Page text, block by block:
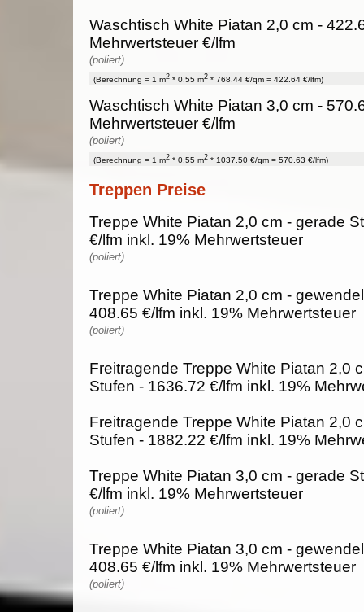
Waschtisch White Piatan 2,0 cm -
Mehrwertsteuer €/lfm
(poliert)
(Berechnung = 1 m2 * 0.55 m2 * 768.44 €/qm = 422.64 €/lfm)
Waschtisch White Piatan 3,0 cm -
Mehrwertsteuer €/lfm
(poliert)
(Berechnung = 1 m2 * 0.55 m2 * 1037.50 €/qm = 570.63 €/lfm)
Treppen Preise
Treppe White Piatan 2,0 cm - gerade
€/lfm inkl. 19% Mehrwertsteuer
(poliert)
Treppe White Piatan 2,0 cm -
408.65 €/lfm inkl. 19% Mehrwertsteuer
(poliert)
Freitragende Treppe White Piatan 2,0
Stufen - 1636.72 €/lfm inkl. 19%
Freitragende Treppe White Piatan 2,0
Stufen - 1882.22 €/lfm inkl. 19%
Treppe White Piatan 3,0 cm - gerade
€/lfm inkl. 19% Mehrwertsteuer
(poliert)
Treppe White Piatan 3,0 cm -
408.65 €/lfm inkl. 19% Mehrwertsteuer
(poliert)